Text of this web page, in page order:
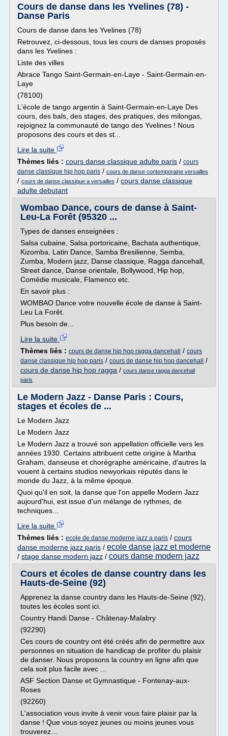
Cours de danse dans les Yvelines (78) -
Danse Paris
Cours de danse dans les Yvelines (78)
Retrouvez, ci-dessous, tous les cours de danses proposés
dans les Yvelines :
Liste des villes
Abrace Tango Saint-Germain-en-Laye - Saint-Germain-en-
Laye
(78100)
L'école de tango argentin à Saint-Germain-en-Laye Des
cours, des bals, des stages, des pratiques, des milongas,
rejoignez la communauté de tango des Yvelines ! Nous
proposons des cours et des st...
Lire la suite
Thèmes liés : cours danse classique adulte paris / cours
danse classique hip hop paris / cours de danse contemporaine versailles
/ cours de danse classique a versailles / cours danse classique
adulte debutant
Wombao Dance, cours de danse à Saint-
Leu-La Forêt (95320 ...
Types de danses enseignées :
Salsa cubaine, Salsa portoricaine, Bachata authentique,
Kizomba, Latin Dance, Samba Bresilienne, Semba,
Zumba, Modern jazz, Danse classique, Ragga dancehall,
Street dance, Danse orientale, Bollywood, Hip hop,
Comédie musicale, Flamenco etc.
En savoir plus :
WOMBAO Dance votre nouvelle école de danse à Saint-
Leu La Forêt.
Plus besoin de...
Lire la suite
Thèmes liés : cours de danse hip hop ragga dancehall / cours
danse classique hip hop paris / cours de danse hip hop dancehall
/
cours de danse hip hop ragga / cours danse ragga dancehall
paris
Le Modern Jazz - Danse Paris : Cours,
stages et écoles de ...
Le Modern Jazz
Le Modern Jazz
Le Modern Jazz a trouvé son appellation officielle vers les
années 1930. Certains attribuent cette origine à Martha
Graham, danseuse et chorégraphe américaine, d'autres la
vouent à certains studios newyorkais réputés dans le
monde du Jazz, à la même époque.
Quoi qu'il en soit, la danse que l'on appelle Modern Jazz
aujourd'hui, est issue d'un mélange de rythmes, de
techniques...
Lire la suite
Thèmes liés : ecole de danse moderne jazz a paris / cours
danse moderne jazz paris / ecole danse jazz et moderne
/ stage danse modern jazz / cours danse modern jazz
Cours et écoles de danse country dans les
Hauts-de-Seine (92)
Apprenez la danse country dans les Hauts-de-Seine (92),
toutes les écoles sont ici.
Country Handi Danse - Châtenay-Malabry
(92290)
Ces cours de country ont été créés afin de permettre aux
personnes en situation de handicap de profiter du plaisir
de danser. Nous proposons la country en ligne afin que
cela soit plus facile avec ...
ASF Section Danse et Gymnastique - Fontenay-aux-
Roses
(92260)
L'association vous invite à venir vous faire plaisir par la
danse ! Que vous soyez jeunes ou moins jeunes vous
trouverez...